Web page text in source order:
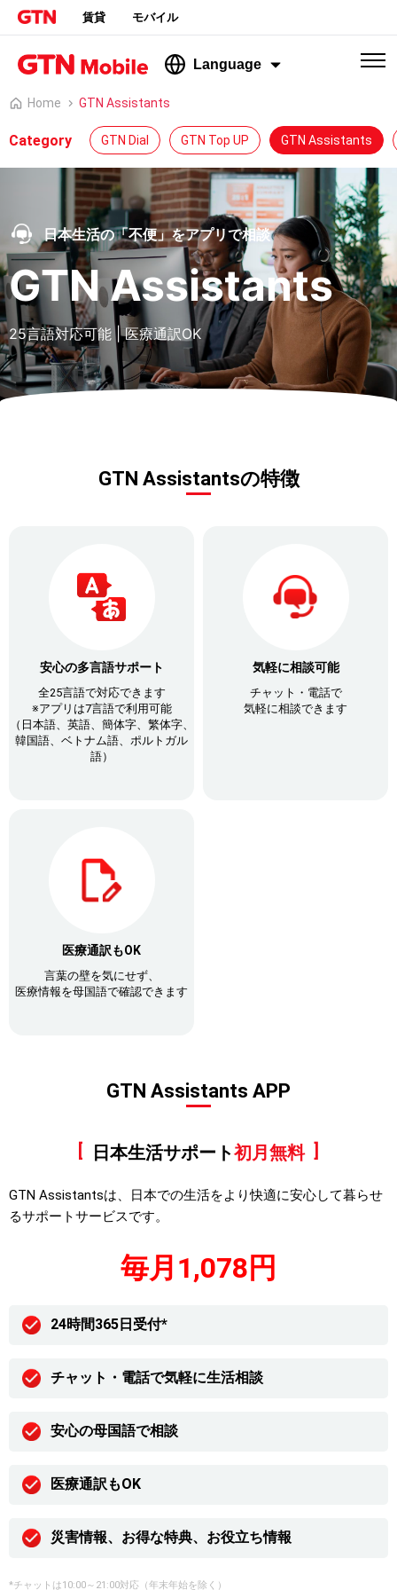
賃貸 モバイル
Language
Home GTN Assistants
Category GTN Dial GTN Top UP GTN Assistants
日本生活の「不便」をアプリで相談
GTN Assistants
25言語対応可能 | 医療通訳OK
GTN Assistantsの特徴
安心の多言語サポート
全25言語で対応できます
※アプリは7言語で利用可能
（日本語、英語、簡体字、繁体字、
韓国語、ベトナム語、ポルトガル
語）
気軽に相談可能
チャット・電話で
気軽に相談できます
医療通訳もOK
言葉の壁を気にせず、
医療情報を母国語で確認できます
GTN Assistants APP
日本生活サポート初月無料
GTN Assistantsは、日本での生活をより快適に安心して暮らせ
るサポートサービスです。
毎月1,078円
24時間365日受付*
チャット・電話で気軽に生活相談
安心の母国語で相談
医療通訳もOK
災害情報、お得な特典、お役立ち情報
*チャットは10:00～21:00対応（年末年始を除く）